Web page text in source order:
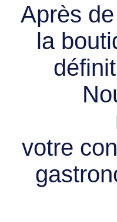
Après
la
votre